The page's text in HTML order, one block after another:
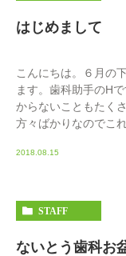
はじめまして
こんにちは。６月の
ます。歯科助手のH
からないこともたく
方々ばかりなのでこ
2018.08.15
STAFF
ないとう歯科お